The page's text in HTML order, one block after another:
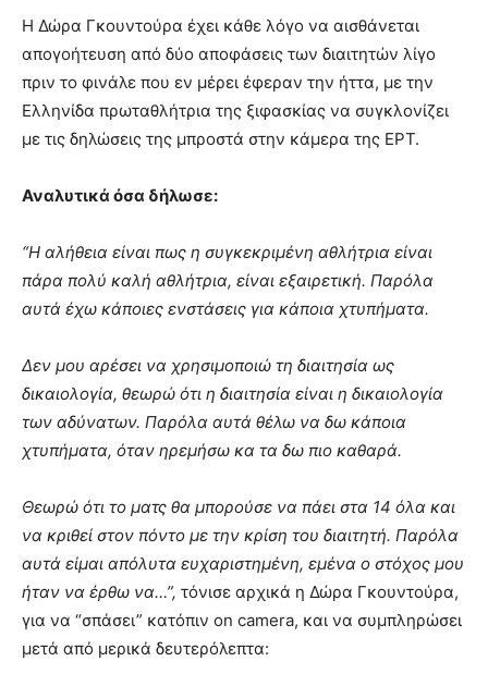
Η Δώρα Γκουντούρα έχει κάθε λόγο να αισθάνεται
απογοήτευση από δύο αποφάσεις των διαιτητών λίγο
πριν το φινάλε που εν μέρει έφεραν την ήττα, με την
Ελληνίδα πρωταθλήτρια της ξιφασκίας να συγκλονίζει
με τις δηλώσεις της μπροστά στην κάμερα της ΕΡΤ.
Αναλυτικά όσα δήλωσε:
“Η αλήθεια είναι πως η συγκεκριμένη αθλήτρια είναι
πάρα πολύ καλή αθλήτρια, είναι εξαιρετική. Παρόλα
αυτά έχω κάποιες ενστάσεις για κάποια χτυπήματα.
Δεν μου αρέσει να χρησιμοποιώ τη διαιτησία ως
δικαιολογία, θεωρώ ότι η διαιτησία είναι η δικαιολογία
των αδύνατων. Παρόλα αυτά θέλω να δω κάποια
χτυπήματα, όταν ηρεμήσω κα τα δω πιο καθαρά.
Θεωρώ ότι το ματς θα μπορούσε να πάει στα 14 όλα και
να κριθεί στον πόντο με την κρίση του διαιτητή. Παρόλα
αυτά είμαι απόλυτα ευχαριστημένη, εμένα ο στόχος μου
ήταν να έρθω να…”, τόνισε αρχικά η Δώρα Γκουντούρα,
για να “σπάσει” κατόπιν on camera, και να συμπληρώσει
μετά από μερικά δευτερόλεπτα: